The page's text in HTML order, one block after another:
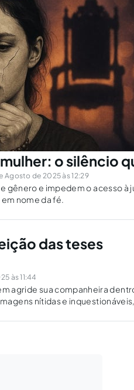
o silêncio
Agosto de 2025 às 12:29
gênero e impedem o acesso à
nome da fé.
das teses
às 11:44
agride sua companheira
nítidas e